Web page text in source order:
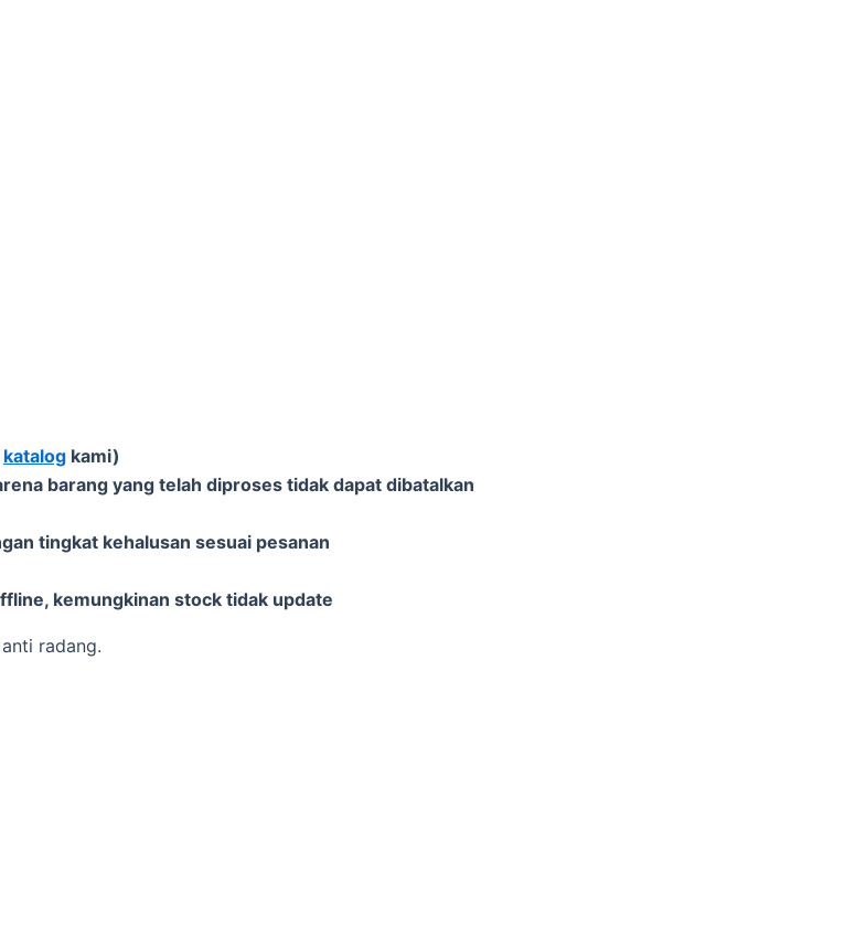
katalog kami)
barang yang telah diproses tidak dapat dibatalkan
tingkat kehalusan sesuai pesanan
kemungkinan stock tidak update
radang.